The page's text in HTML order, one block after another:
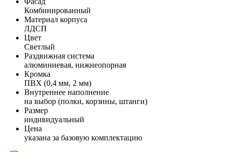
Комбинированный
Материал корпуса
ЛДСП
Цвет
Светлый
Раздвижная система
алюминиевая, нижнеопорная
Кромка
ПВХ (0,4 мм, 2 мм)
Внутреннее наполнение
на выбор (полки, корзины, штанги)
Размер
индивидуальный
Цена
указана за базовую комплектацию